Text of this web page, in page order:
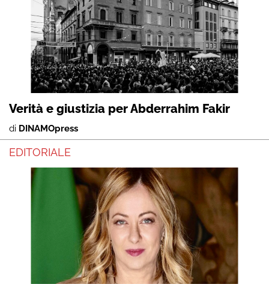
Verità e giustizia per Abderrahim Fakir
di DINAMOpress
EDITORIALE